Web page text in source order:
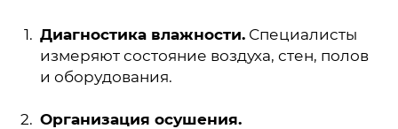
Диагностика влажности. Специалисты
измеряют состояние воздуха, стен, полов
и оборудования.
Организация осушения.